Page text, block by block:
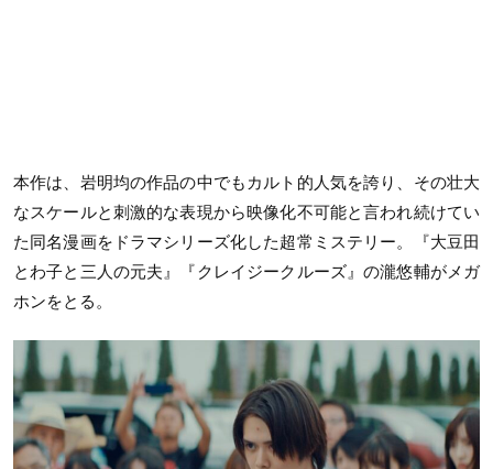
本作は、岩明均の作品の中でもカルト的人気を誇り、その壮大
なスケールと刺激的な表現から映像化不可能と言われ続けてい
た同名漫画をドラマシリーズ化した超常ミステリー。『大豆田
とわ子と三人の元夫』『クレイジークルーズ』の瀧悠輔がメガ
ホンをとる。